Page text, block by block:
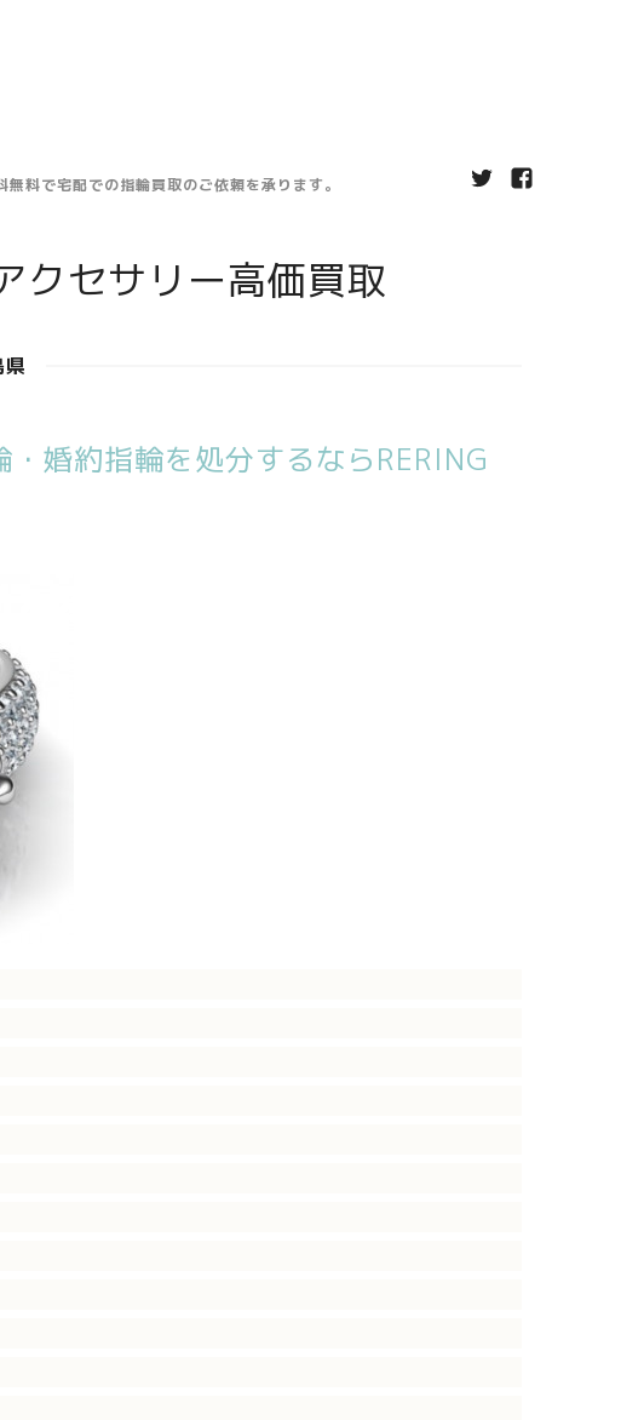
料で宅配での指輪買取のご依頼を承ります。
クセサリー高価買取
婚約指輪を処分するならRERING